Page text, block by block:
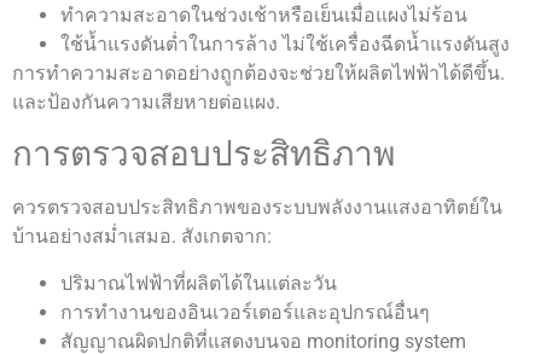
ทำความสะอาดในช่วงเช้าหรือเย็นเมื่อแผงไม่ร้อน
ใช้น้ำแรงดันต่ำในการล้าง ไม่ใช้เครื่องฉีดน้ำแรงดันสูง
การทำความสะอาดอย่างถูกต้องจะช่วยให้ผลิตไฟฟ้าได้ดีขึ้น.
และป้องกันความเสียหายต่อแผง.
การตรวจสอบประสิทธิภาพ
ควรตรวจสอบประสิทธิภาพของระบบพลังงานแสงอาทิตย์ใน
บ้านอย่างสม่ำเสมอ. สังเกตจาก:
ปริมาณไฟฟ้าที่ผลิตได้ในแต่ละวัน
การทำงานของอินเวอร์เตอร์และอุปกรณ์อื่นๆ
สัญญาณผิดปกติที่แสดงบนจอ monitoring system